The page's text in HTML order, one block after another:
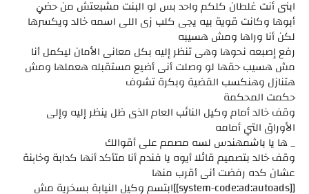
ابنى أنت غلطان كلكم واحد بس لو البنت مشبعتش من حضڼ
أبوها وكانت قوية بيه يجى كلب زى اللى اسمه خالد ويكسرها
لكن أنا وراها ومش هسيبه
رفع إصبعه نحوها وهى تنظر إليه بكل معانى الأمان ليكمل أنا
مش هسيب حقها لو وصلت أنى أضيع مستقبله هعملها ومش
هتنازل وهنكسب القضية وبكرة تشوف
حكمت المحكمة
وقف خالد أمام وكيل النائب العام الذى ظل ينظر إليه وإلى
الأوراق التي أمامه
_ ها يا باشمهندس لسه مصمم على أقوالك
وقف خالد بتصميم قائلا أيوه يا فندم أنا متأكد أنها كدابة وخاېنة
عشان كده رفضت أنى أقرب منها
[[system-code:ad:autoads]]ابتسم وكيل النيابة بسخرية مش